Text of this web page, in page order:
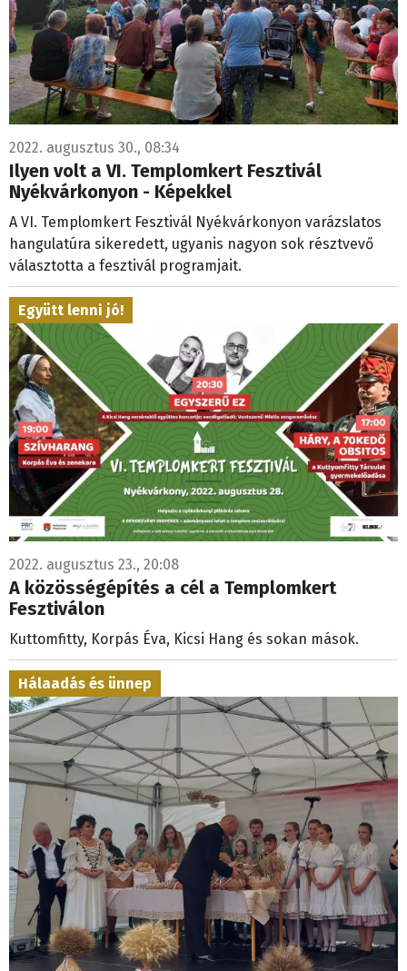
2022. augusztus 30., 08:34
Ilyen volt a VI. Templomkert Fesztivál
Nyékvárkonyon - Képekkel
A VI. Templomkert Fesztivál Nyékvárkonyon varázslatos
hangulatúra sikeredett, ugyanis nagyon sok résztvevő
választotta a fesztivál programjait.
Együtt lenni jó!
2022. augusztus 23., 20:08
A közösségépítés a cél a Templomkert
Fesztiválon
Kuttomfitty, Korpás Éva, Kicsi Hang és sokan mások.
Hálaadás és ünnep